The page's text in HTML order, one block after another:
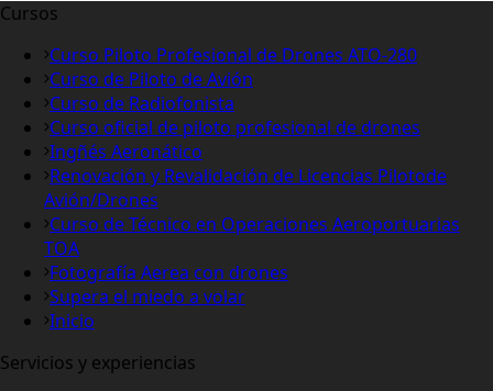
Cursos
Curso Piloto Profesional de Drones ATO-280
Curso de Piloto de Avión
Curso de Radiofonista
Curso oficial de piloto profesional de drones
Ingñés Aeronático
Renovación y Revalidación de Licencias Pilotode
Avión/Drones
Curso de Técnico en Operaciones Aeroportuarias
TOA
Fotografía Aerea con drones
Supera el miedo a volar
Inicio
Servicios y experiencias